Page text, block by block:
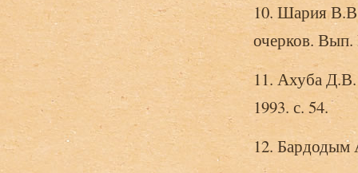
10. Шария
очерков.
11. Ахуба Д.В.
1993. с. 54.
12. Бардодым